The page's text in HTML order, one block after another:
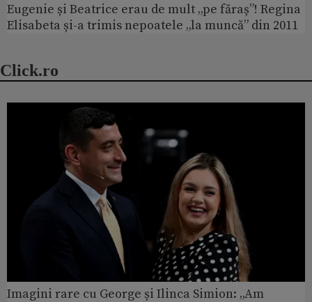
Eugenie și Beatrice erau de mult „pe făraș”! Regina
Elisabeta și-a trimis nepoatele „la muncă” din 2011
Click.ro
Imagini rare cu George și Ilinca Simion: „Am